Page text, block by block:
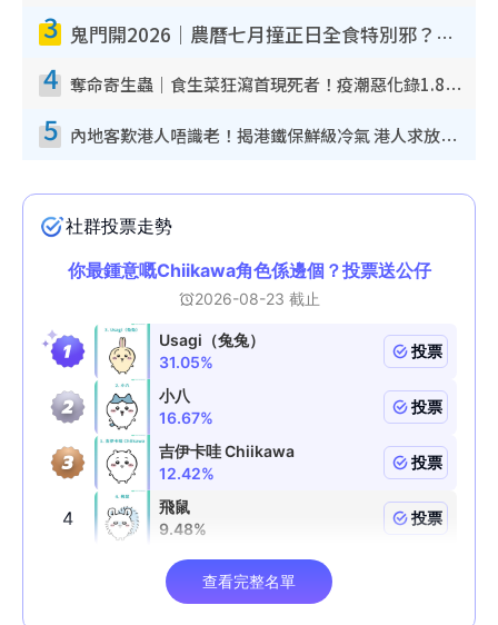
3 鬼門開2026｜農曆七月撞正日全食特別邪？專家警告切忌做一事！揭4大禁忌+2招保平安
4 奪命寄生蟲｜食生菜狂瀉首現死者！疫潮惡化錄1.8萬宗病例 揭洗菜3大謬誤
5 內地客歎港人唔識老！揭港鐵保鮮級冷氣 港人求放過：咪投訴